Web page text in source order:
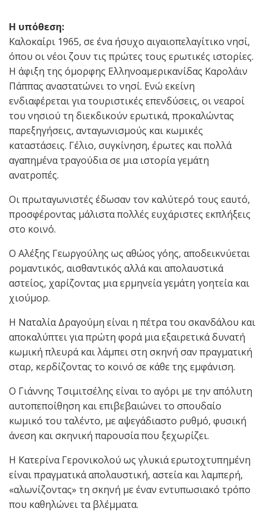
Η υπόθεση:
Καλοκαίρι 1965, σε ένα ήσυχο αιγαιοπελαγίτικο νησί,
όπου οι νέοι ζουν τις πρώτες τους ερωτικές ιστορίες.
Η άφιξη της όμορφης Ελληνοαμερικανίδας Καρολάιν
Πάππας αναστατώνει το νησί. Ενώ εκείνη
ενδιαφέρεται για τουριστικές επενδύσεις, οι νεαροί
του νησιού τη διεκδικούν ερωτικά, προκαλώντας
παρεξηγήσεις, ανταγωνισμούς και κωμικές
καταστάσεις. Γέλιο, συγκίνηση, έρωτες και πολλά
αγαπημένα τραγούδια σε μια ιστορία γεμάτη
ανατροπές.
Οι πρωταγωνιστές έδωσαν τον καλύτερό τους εαυτό,
προσφέροντας μάλιστα πολλές ευχάριστες εκπλήξεις
στο κοινό.
Ο Αλέξης Γεωργούλης ως αθώος γόης, αποδεικνύεται
ρομαντικός, αισθαντικός αλλά και απολαυστικά
αστείος, χαρίζοντας μια ερμηνεία γεμάτη γοητεία και
χιούμορ.
Η Ναταλία Δραγούμη είναι η πέτρα του σκανδάλου και
αποκαλύπτει για πρώτη φορά μια εξαιρετικά δυνατή
κωμική πλευρά και λάμπει στη σκηνή σαν πραγματική
σταρ, κερδίζοντας το κοινό σε κάθε της εμφάνιση.
Ο Γιάννης Τσιμιτσέλης είναι το αγόρι με την απόλυτη
αυτοπεποίθηση και επιβεβαιώνει το σπουδαίο
κωμικό του ταλέντο, με αψεγάδιαστο ρυθμό, φυσική
άνεση και σκηνική παρουσία που ξεχωρίζει.
Η Κατερίνα Γερονικολού ως γλυκιά ερωτοχτυπημένη
είναι πραγματικά απολαυστική, αστεία και λαμπερή,
«αλωνίζοντας» τη σκηνή με έναν εντυπωσιακό τρόπο
που καθηλώνει τα βλέμματα.